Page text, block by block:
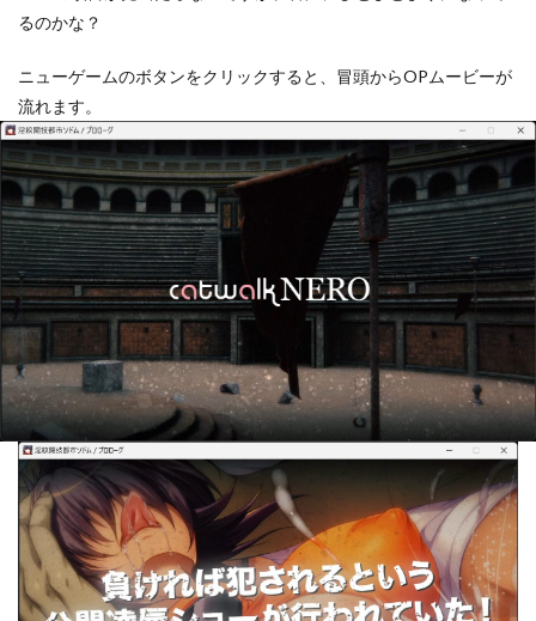
るのかな？
ニューゲームのボタンをクリックすると、冒頭からOPムービーが
流れます。